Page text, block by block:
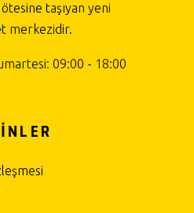
taşıyan yeni
merkezidir.
09:00 - 18:00